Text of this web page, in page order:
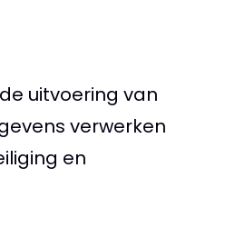
uitvoering van
verwerken
en